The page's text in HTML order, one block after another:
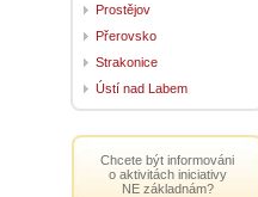
Prostějov
Přerovsko
Strakonice
Ústí nad Labem
Chcete být informováni
o aktivitách iniciativy
NE základnám?